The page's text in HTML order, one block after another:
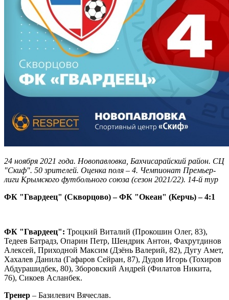
24 ноября 2021 года. Новопавловка, Бахчисарайский район. СЦ
"Скиф". 50 зрителей. Оценка поля – 4. Чемпионат Премьер-
лиги Крымского футбольного союза (сезон 2021/22). 14-й тур
ФК "Гвардеец" (Скворцово) – ФК "Океан" (Керчь) – 4:1
ФК "Гвардеец": Троцкий Виталий (Прокошин Олег, 83),
Тедеев Батрадз, Опарин Петр, Шендрик Антон, Фахрутдинов
Алексей, Приходной Максим (Дзёнь Валерий, 82), Дугу Амет,
Хахалев Данила (Гафаров Сейран, 87), Дудов Игорь (Тохиров
Абдурашидбек, 80), Зборовский Андрей (Филатов Никита,
76), Сикоев Асланбек.
Тренер – Базилевич Вячеслав.